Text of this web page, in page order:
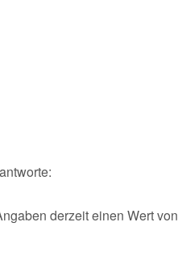
derzeit einen Wert von